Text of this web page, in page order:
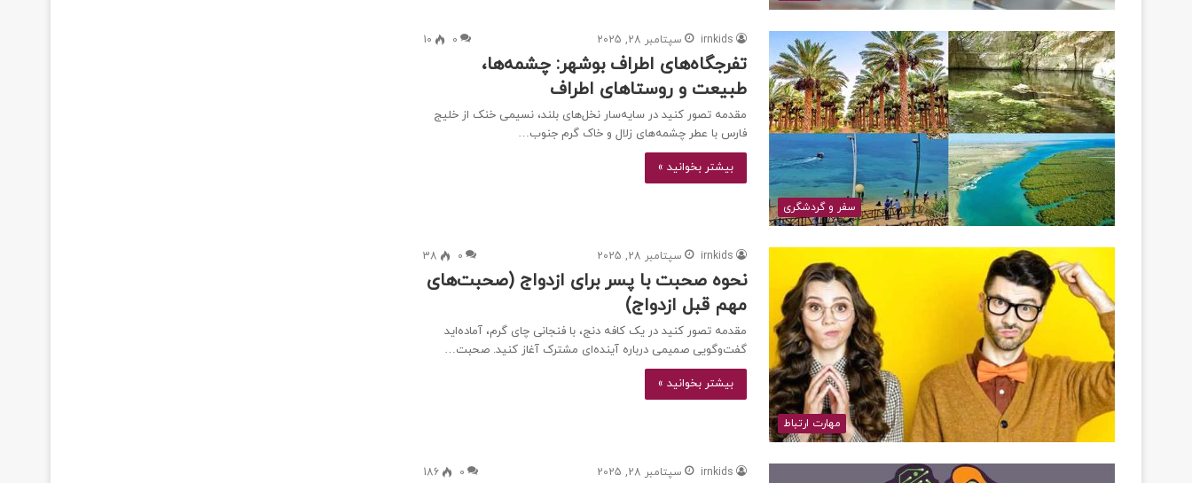
سفر و گردشگری
irnkids سپتامبر 28, 2025 0
10
تفرجگاه‌های اطراف بوشهر: چشمه‌ها،
طبیعت و روستاهای اطراف
مقدمه تصور کنید در سایه‌سار نخل‌های بلند، نسیمی خنک از خلیج
فارس با عطر چشمه‌های زلال و خاک گرم جنوب…
بیشتر بخوانید »
مهارت ارتباط
irnkids سپتامبر 28, 2025 0
38
نحوه صحبت با پسر برای ازدواج (صحبت‌های
مهم قبل ازدواج)
مقدمه تصور کنید در یک کافه دنج، با فنجانی چای گرم، آماده‌اید
گفت‌وگویی صمیمی درباره آینده‌ای مشترک آغاز کنید. صحبت…
بیشتر بخوانید »
irnkids سپتامبر 28, 2025 0
186